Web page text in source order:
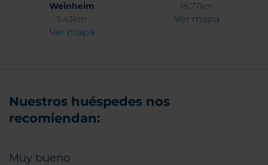
Weinheim
5.43km
Ver mapa
18.77km
Ver mapa
Nuestros huéspedes nos
recomiendan:
Muy bueno